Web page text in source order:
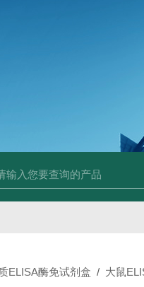
白介素12BELISA试剂盒发货
ELISA酶免试剂盒 / 大鼠